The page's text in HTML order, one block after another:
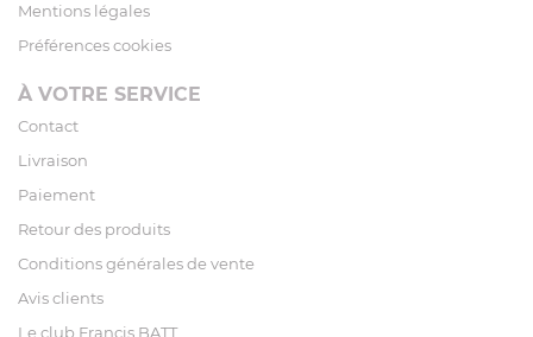
Mentions légales
Préférences cookies
À VOTRE SERVICE
Contact
Livraison
Paiement
Retour des produits
Conditions générales de vente
Avis clients
Le club Francis BATT